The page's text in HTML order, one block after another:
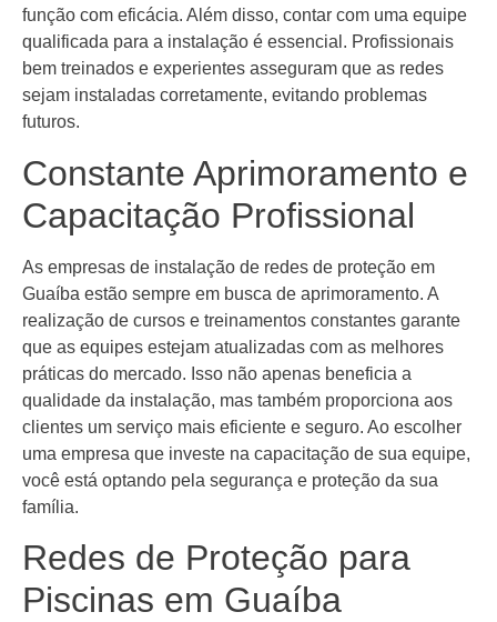
função com eficácia. Além disso, contar com uma equipe
qualificada para a instalação é essencial. Profissionais
bem treinados e experientes asseguram que as redes
sejam instaladas corretamente, evitando problemas
futuros.
Constante Aprimoramento e
Capacitação Profissional
As empresas de instalação de redes de proteção em
Guaíba estão sempre em busca de aprimoramento. A
realização de cursos e treinamentos constantes garante
que as equipes estejam atualizadas com as melhores
práticas do mercado. Isso não apenas beneficia a
qualidade da instalação, mas também proporciona aos
clientes um serviço mais eficiente e seguro. Ao escolher
uma empresa que investe na capacitação de sua equipe,
você está optando pela segurança e proteção da sua
família.
Redes de Proteção para
Piscinas em Guaíba